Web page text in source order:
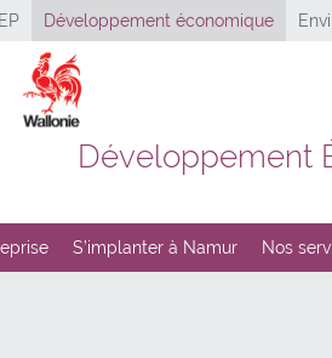
Développement économique
Développement
S’implanter à Namur Nos